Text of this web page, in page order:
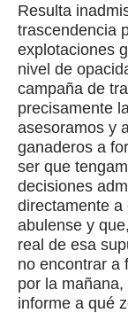
Resulta
trascendencia
explotaciones
nivel de
campaña de
precisamente
asesoramos y
ganaderos a
ser que
decisiones
directamente a
abulense y
real de esa
no encontrar a
por la
informe a qué